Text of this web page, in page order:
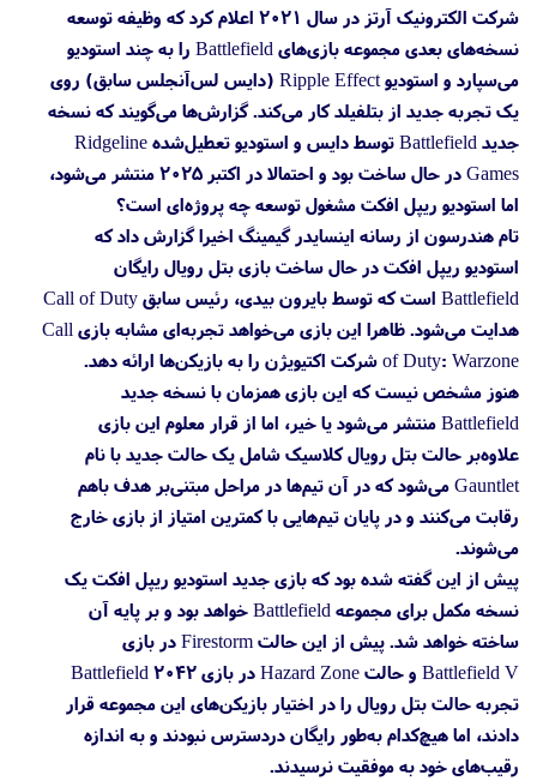
شرکت الکترونیک آرتز در سال ۲۰۲۱ اعلام کرد که وظیفه توسعه
نسخه‌های بعدی مجموعه بازی‌های Battlefield را به چند استودیو
می‌سپارد و استودیو Ripple Effect (دایس لس‌آنجلس سابق) روی
یک تجربه جدید از بتلفیلد کار می‌کند. گزارش‌ها می‌گویند که نسخه
جدید Battlefield توسط دایس و استودیو تعطیل‌شده Ridgeline
Games در حال ساخت بود و احتمالا در اکتبر ۲۰۲۵ منتشر می‌شود،
اما استودیو ریپل افکت مشغول توسعه چه پروژه‌ای است؟
تام هندرسون از رسانه اینسایدر گیمینگ اخیرا گزارش داد که
استودیو ریپل افکت در حال ساخت بازی بتل رویال رایگان
Battlefield است که توسط بایرون بیدی، رئیس سابق Call of Duty
هدایت می‌شود. ظاهرا این بازی می‌خواهد تجربه‌ای مشابه بازی Call
of Duty: Warzone شرکت اکتیویژن را به بازیکن‌ها ارائه دهد.
هنوز مشخص نیست که این بازی همزمان با نسخه جدید
Battlefield منتشر می‌شود یا خیر، اما از قرار معلوم این بازی
علاوه‌بر حالت بتل رویال کلاسیک شامل یک حالت جدید با نام
Gauntlet می‌شود که در آن تیم‌ها در مراحل مبتنی‌بر هدف باهم
رقابت می‌کنند و در پایان تیم‌هایی با کمترین امتیاز از بازی خارج
می‌شوند.
پیش از این گفته شده بود که بازی جدید استودیو ریپل افکت یک
نسخه مکمل برای مجموعه Battlefield خواهد بود و بر پایه آن
ساخته خواهد شد. پیش از این حالت Firestorm در بازی
Battlefield V و حالت Hazard Zone در بازی Battlefield 2042
تجربه حالت بتل رویال را در اختیار بازیکن‌های این مجموعه قرار
دادند، اما هیچ‌کدام به‌طور رایگان دردسترس نبودند و به اندازه
رقیب‌های خود به موفقیت نرسیدند.